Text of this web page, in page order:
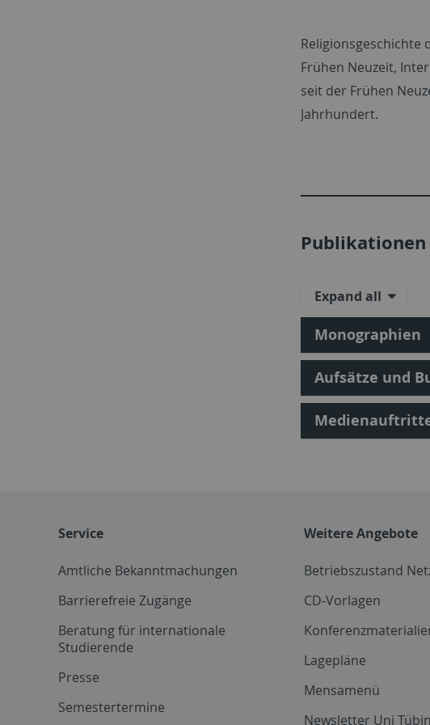
Religionsgeschichte
Frühen Neuzeit,
seit der Frühen
Jahrhundert.
Publikationen
Expand all
Monographien
Aufsätze und
Service
Amtliche Bekanntmachungen
Barrierefreie Zugänge
Beratung für internationale
Studierende
Presse
Semestertermine
Weitere Angebote
Betriebszustand
CD-Vorlagen
Lagepläne
Mensamenü
Newsletter Uni